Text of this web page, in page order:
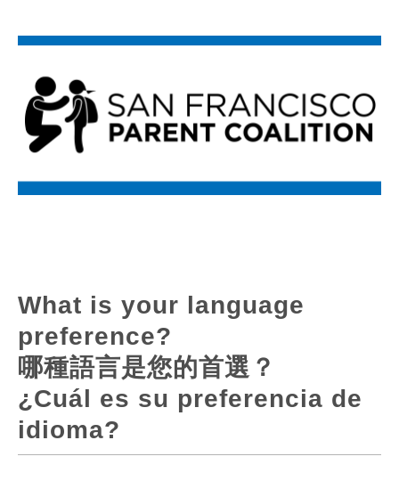
What is your language
preference?
哪種語言是您的首選？
¿Cuál es su preferencia de
idioma?